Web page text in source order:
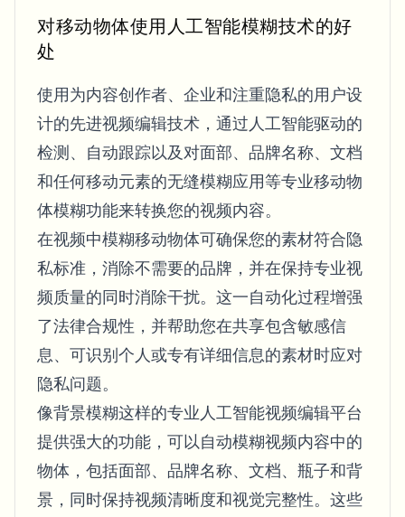
GDPR compliance blur
Vlogger street interview
Gaming & stream blur
Face Anonymization
Voice Anonymizer
Face Swap - Image
Face Swap - Video
Video intelligence
Bulk Video Blur
Process many videos in one run
Clinic and patient-facing video governance
Public sector
Bulk face anonymization
Volume batches, retention, and SLAs
Bulk license plate blur
Fleet, dashcam, and parking at scale
Bulk face blur
High-throughput pipelines
Blur Anything
Enterprise zones, policies, and review
API & SDK
Automate uploads, jobs, and webhooks
Contact form
Video intelligence
Category
对移动物体使用人工智能模糊技术的好
处
使用为内容创作者、企业和注重隐私的用户设
计的先进视频编辑技术，通过人工智能驱动的
检测、自动跟踪以及对面部、品牌名称、文档
和任何移动元素的无缝模糊应用等专业移动物
体模糊功能来转换您的视频内容。
在视频中模糊移动物体可确保您的素材符合隐
私标准，消除不需要的品牌，并在保持专业视
频质量的同时消除干扰。这一自动化过程增强
了法律合规性，并帮助您在共享包含敏感信
息、可识别个人或专有详细信息的素材时应对
隐私问题。
像背景模糊这样的专业人工智能视频编辑平台
提供强大的功能，可以自动模糊视频内容中的
物体，包括面部、品牌名称、文档、瓶子和背
景，同时保持视频清晰度和视觉完整性。这些